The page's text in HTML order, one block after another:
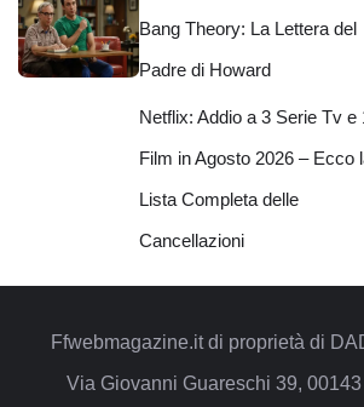
Bang Theory: La Lettera del
Padre di Howard
Netflix: Addio a 3 Serie Tv e
Film in Agosto 2026 – Ecco
Lista Completa delle
Cancellazioni
Ffwebmagazine.it di proprietà di
Via Giovanni Guareschi 39,